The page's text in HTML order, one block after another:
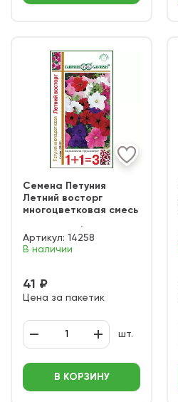
Семена Петуния
Летний восторг
многоцветковая смесь
Артикул: 14258
В наличии
41 ₽
Цена за пакетик
шт.
В КОРЗИНУ